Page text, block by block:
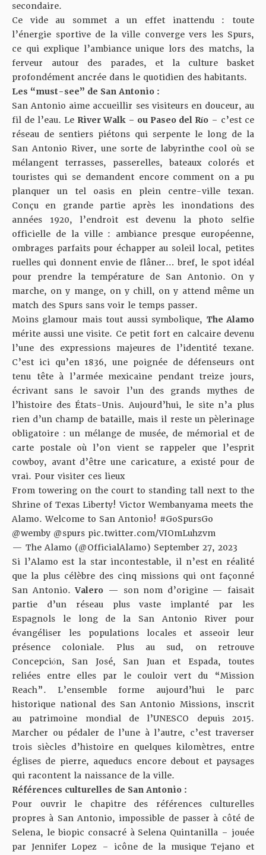
secondaire.
Ce vide au sommet a un effet inattendu : toute
l’énergie sportive de la ville converge vers les Spurs,
ce qui explique l’ambiance unique lors des matchs, la
ferveur autour des parades, et la culture basket
profondément ancrée dans le quotidien des habitants.
Les “must-see” de San Antonio :
San Antonio aime accueillir ses visiteurs en douceur, au
fil de l’eau. Le River Walk – ou Paseo del Río – c’est ce
réseau de sentiers piétons qui serpente le long de la
San Antonio River, une sorte de labyrinthe cool où se
mélangent terrasses, passerelles, bateaux colorés et
touristes qui se demandent encore comment on a pu
planquer un tel oasis en plein centre-ville texan.
Conçu en grande partie après les inondations des
années 1920, l’endroit est devenu la photo selfie
officielle de la ville : ambiance presque européenne,
ombrages parfaits pour échapper au soleil local, petites
ruelles qui donnent envie de flâner… bref, le spot idéal
pour prendre la température de San Antonio. On y
marche, on y mange, on y chill, on y attend même un
match des Spurs sans voir le temps passer.
Moins glamour mais tout aussi symbolique, The Alamo
mérite aussi une visite. Ce petit fort en calcaire devenu
l’une des expressions majeures de l’identité texane.
C’est ici qu’en 1836, une poignée de défenseurs ont
tenu tête à l’armée mexicaine pendant treize jours,
écrivant sans le savoir l’un des grands mythes de
l’histoire des États-Unis. Aujourd’hui, le site n’a plus
rien d’un champ de bataille, mais il reste un pèlerinage
obligatoire : un mélange de musée, de mémorial et de
carte postale où l’on vient se rappeler que l’esprit
cowboy, avant d’être une caricature, a existé pour de
vrai. Pour visiter ces lieux
From towering on the court to standing tall next to the
Shrine of Texas Liberty! Victor Wembanyama meets the
Alamo. Welcome to San Antonio! #GoSpursGo
@wemby @spurs pic.twitter.com/VIOmLuhzvm
— The Alamo (@OfficialAlamo) September 27, 2023
Si l’Alamo est la star incontestable, il n’est en réalité
que la plus célèbre des cinq missions qui ont façonné
San Antonio.Valero — son nom d’origine — faisait
partie d’un réseau plus vaste implanté par les
Espagnols le long de la San Antonio River pour
évangéliser les populations locales et asseoir leur
présence coloniale. Plus au sud, on retrouve
Concepción, San José, San Juan et Espada, toutes
reliées entre elles par le couloir vert du “Mission
Reach”. L’ensemble forme aujourd’hui le parc
historique national des San Antonio Missions, inscrit
au patrimoine mondial de l’UNESCO depuis 2015.
Marcher ou pédaler de l’une à l’autre, c’est traverser
trois siècles d’histoire en quelques kilomètres, entre
églises de pierre, aqueducs encore debout et paysages
qui racontent la naissance de la ville.
Références culturelles de San Antonio :
Pour ouvrir le chapitre des références culturelles
propres à San Antonio, impossible de passer à côté de
Selena, le biopic consacré à Selena Quintanilla – jouée
par Jennifer Lopez – icône de la musique Tejano et